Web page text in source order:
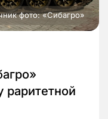
фото: «Сибагро»
раритетной